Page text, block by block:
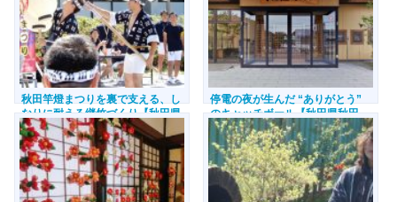
秋田竿燈まつりを裏で支える、し
なりに耐える継竹づくり【秋田県
秋田市】
停電の夜が生んだ “ありがとう”
のキャッチボール【秋田県秋田
市】